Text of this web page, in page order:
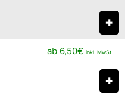
✚
ab 6,50€ inkl. MwSt.
✚